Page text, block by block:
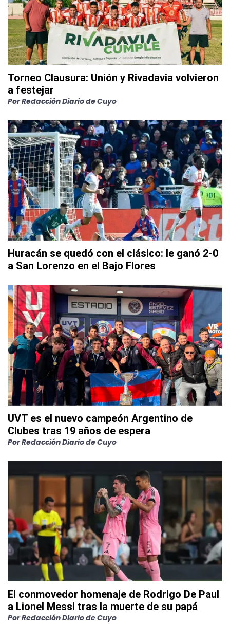
Torneo Clausura: Unión y Rivadavia volvieron
a festejar
PorRedacción Diario de Cuyo
Huracán se quedó con el clásico: le ganó 2-0
a San Lorenzo en el Bajo Flores
UVT es el nuevo campeón Argentino de
Clubes tras 19 años de espera
PorRedacción Diario de Cuyo
El conmovedor homenaje de Rodrigo De Paul
a Lionel Messi tras la muerte de su papá
PorRedacción Diario de Cuyo